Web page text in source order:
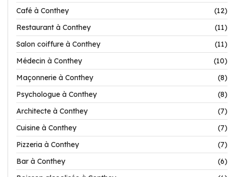
Café à Conthey
(12)
Restaurant à Conthey
(11)
Salon coiffure à Conthey
(11)
Médecin à Conthey
(10)
Maçonnerie à Conthey
(8)
Psychologue à Conthey
(8)
Architecte à Conthey
(7)
Cuisine à Conthey
(7)
Pizzeria à Conthey
(7)
Bar à Conthey
(6)